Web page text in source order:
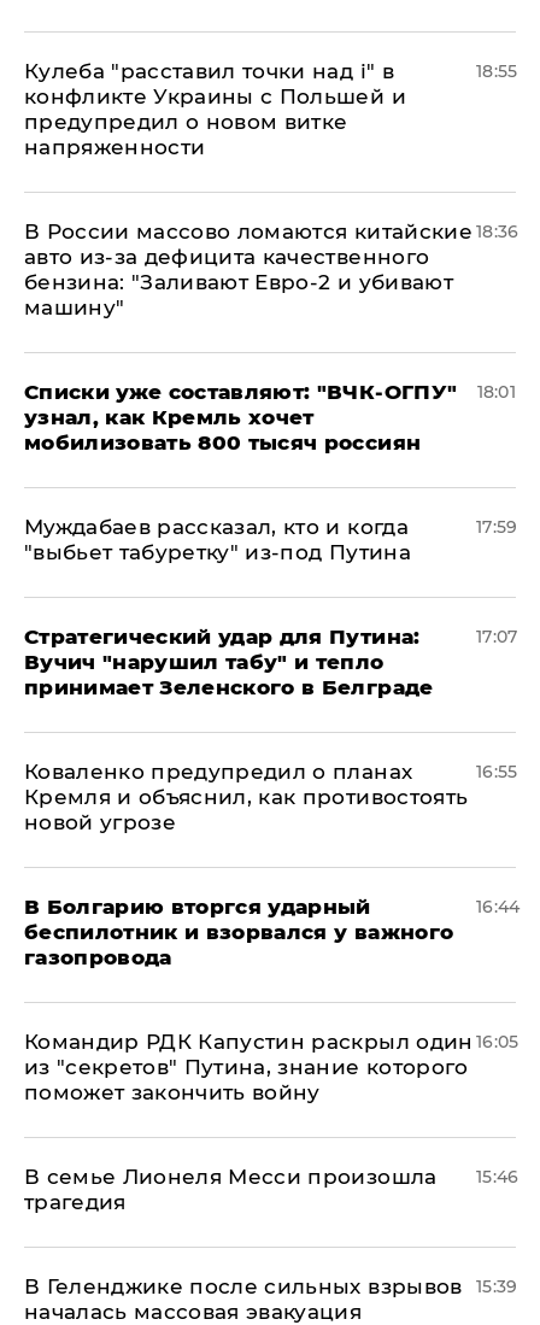
Кулеба "расставил точки над і" в
конфликте Украины с Польшей и
предупредил о новом витке
напряженности
18:55
В России массово ломаются китайские
авто из-за дефицита качественного
бензина: "Заливают Евро-2 и убивают
машину"
18:36
Списки уже составляют: "ВЧК-ОГПУ"
узнал, как Кремль хочет
мобилизовать 800 тысяч россиян
18:01
Муждабаев рассказал, кто и когда
"выбьет табуретку" из-под Путина
17:59
Стратегический удар для Путина:
Вучич "нарушил табу" и тепло
принимает Зеленского в Белграде
17:07
Коваленко предупредил о планах
Кремля и объяснил, как противостоять
новой угрозе
16:55
В Болгарию вторгся ударный
беспилотник и взорвался у важного
газопровода
16:44
Командир РДК Капустин раскрыл один
из "секретов" Путина, знание которого
поможет закончить войну
16:05
В семье Лионеля Месси произошла
трагедия
15:46
В Геленджике после сильных взрывов
началась массовая эвакуация
15:39